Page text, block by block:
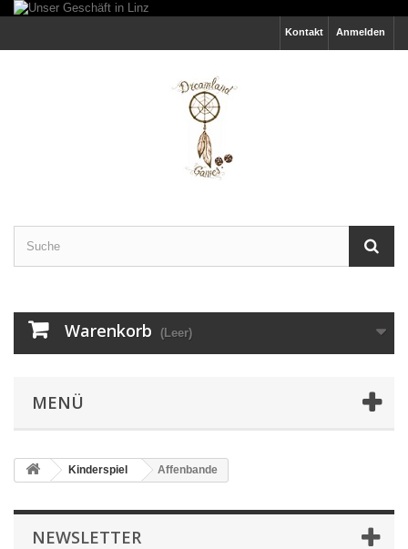
Anmelden
Kontakt
Warenkorb (Leer)
MENÜ
Kinderspiel Affenbande
NEWSLETTER